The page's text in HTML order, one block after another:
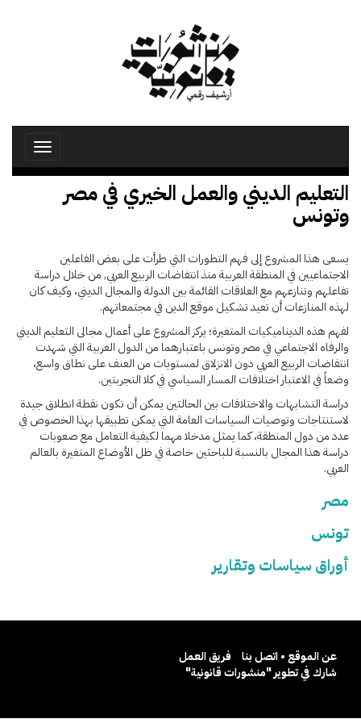
Toggle
التعليم الديني والعمل الخيري في مصر
وتونس
يسعى هذا المشروع إلى فهم التطورات التي طرأت على بعض الفاعلين
الاجتماعيين في المنطقة العربية منذ انتفاضات الربيع العربي, من خلال دراسة
تفاعلهم وتنازعهم مع العلاقات القائمة بين الدولة والمجال الديني، وكيف كان
لهذه المنازعات أن تعيد تشكيل موقع الدين في مجتمعاتهم.
لفهم هذه الديناميكيات المتغيرة؛ يركز المشروع على أعمال مجالى التعليم الديني
والرفاه الاجتماعي في مصر وتونس باعتبارهما من الدول العربية التي شهدت
انتفاضات الربيع العربي دون الانزلاق لمستويات من العنف على نطاق واسع،
وضعاً في الاعتبار اختلافات المسار السياسي في كلا التجربتين.
دراسة التشابهات والاختلافات بين الحالتين يمكن أن تكون نقطة انطلاق جيدة
لاستنتاجات وتوصيات السياسات العامة التي يمكن تطبيقها بهذا الخصوص في
عدد من دول المنطقة، كما يمثل مدخلا مهما لكيفية التعامل مع صعوبات
دراسة هذا المجال بالنسبة للباحثين خاصة في ظل الأوضاع المتغيرة بالعالم
العربي.
مصر
تونس
أوراق سياسات وتقارير
عن الموقع • اتصل بنا
فريق العمل
شارك في تطوير "منشورات قانونية"